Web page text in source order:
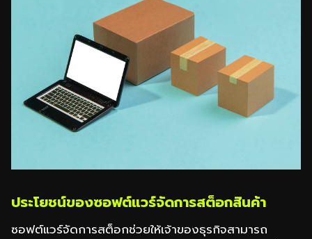
ประโยชน์ของซอฟต์แวร์จัดการสต็อกสินค้า
ซอฟต์แวร์จัดการสต็อกช่วยให้เจ้าของธุรกิจสามารถ